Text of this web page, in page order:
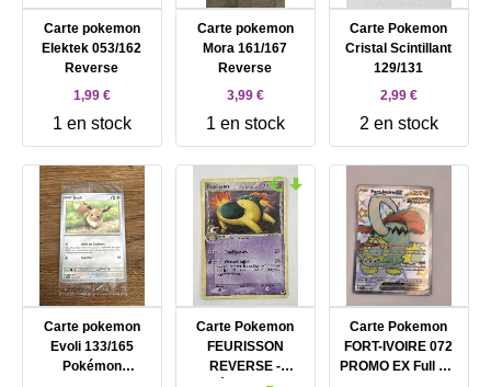
Carte pokemon
Elektek 053/162
Reverse
1,99 €
1 en stock
Carte pokemon
Mora 161/167
Reverse
3,99 €
1 en stock
Carte Pokemon
Cristal Scintillant
129/131
2,99 €
2 en stock
Carte pokemon
Evoli 133/165
Pokémon
Carte Pokemon
FEURISSON
REVERSE -
Carte Pokemon
FORT-IVOIRE 072
PROMO EX Full Art